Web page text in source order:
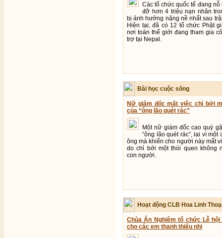
Các tổ chức quốc tế đang
đỡ hơn 4 triệu nạn nhân
bị ảnh hưởng nặng nề nhất sau
Hiện tại, đã có 12 tổ chức Phật
nơi toàn thế giới đang tham gia
trợ tại Nepal.
Bài học cuộc sống
Nữ giám đốc mất việc chỉ bởi
của “ông lão quét rác”
Một nữ giám đốc cao quý
“ông lão quét rác”, lại vì một
ông mà khiến cho người này mất
do chỉ bởi một thói quen không
con người.
Hoạt động CLB Hoa Linh
Chùa Ấn Nghiêm tổ chức Lễ hội
cho các em thanh thiếu nhi